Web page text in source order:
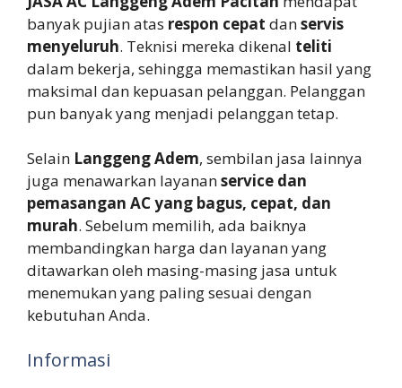
banyak pujian atas respon cepat danservis
menyeluruh. Teknisi mereka dikenal teliti
dalam bekerja, sehingga memastikan hasil yang
maksimal dan kepuasan pelanggan. Pelanggan
pun banyak yang menjadi pelanggan tetap.
Selain Langgeng Adem, sembilan jasa lainnya
juga menawarkan layananservice dan
pemasangan AC yang bagus, cepat, dan
murah. Sebelum memilih, ada baiknya
membandingkan harga dan layanan yang
ditawarkan oleh masing-masing jasa untuk
menemukan yang paling sesuai dengan
kebutuhan Anda.
Informasi